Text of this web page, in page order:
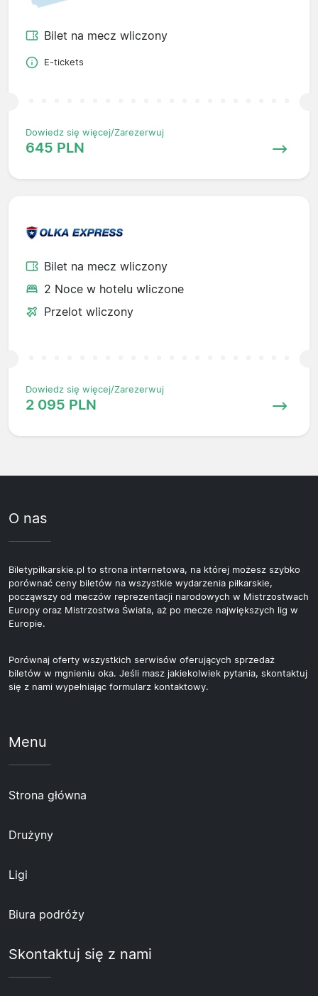
Bilet na mecz wliczony
E-tickets
Dowiedz się więcej/Zarezerwuj
645 PLN
Bilet na mecz wliczony
2 Noce w hotelu wliczone
Przelot wliczony
Dowiedz się więcej/Zarezerwuj
2 095 PLN
O nas
Biletypilkarskie.pl to strona internetowa, na której możesz szybko
porównać ceny biletów na wszystkie wydarzenia piłkarskie,
począwszy od meczów reprezentacji narodowych w Mistrzostwach
Europy oraz Mistrzostwa Świata, aż po mecze największych lig w
Europie.
Porównaj oferty wszystkich serwisów oferujących sprzedaż
biletów w mgnieniu oka. Jeśli masz jakiekolwiek pytania, skontaktuj
się z nami wypełniając formularz kontaktowy.
Menu
Strona główna
Drużyny
Ligi
Biura podróży
Skontaktuj się z nami